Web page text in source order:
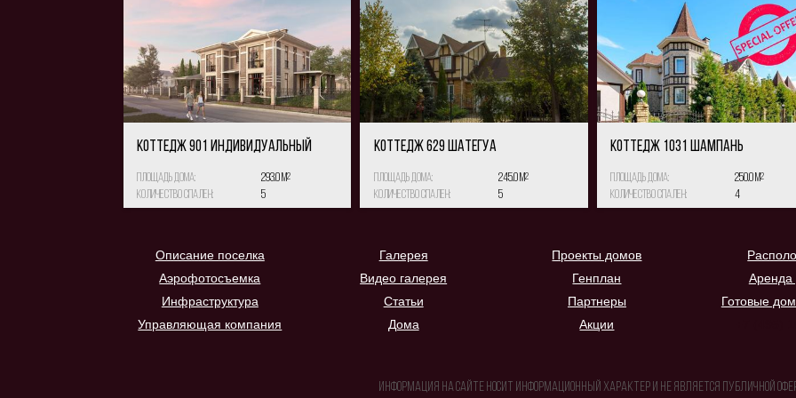
КОТТЕДЖ 901 Индивидуальный
Площадь дома: 293.0 м2
Количество спален: 5
КОТТЕДЖ 629 Шатегуа
Площадь дома: 245.0 м2
Количество спален: 5
КОТТЕДЖ 1031 Шампань
Площадь дома: 250.0 м2
Количество спален: 4
Описание поселка
Аэрофотосъемка
Инфраструктура
Управляющая компания
Галерея
Видео галерея
Статьи
Дома
Проекты домов
Генплан
Партнеры
Акции
Аренда
Готовые
Информация на сайте носит информационный характер и не является публичной